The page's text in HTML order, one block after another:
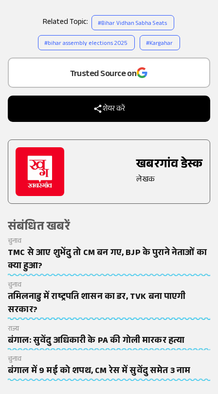
Add
as a
Trusted Source on
शेयर करें
खबरगांव डेस्क
लेखक
संबंधित खबरें
चुनाव
TMC से आए शुभेंदु तो CM बन गए, BJP के पुराने नेताओं का
क्या हुआ?
चुनाव
तमिलनाडु में राष्ट्रपति शासन का डर, TVK बना पाएगी
सरकार?
राज्य
बंगाल: सुवेंदु अधिकारी के PA की गोली मारकर हत्या
चुनाव
बंगाल में 9 मई को शपथ, CM रेस में सुवेंदु समेत 3 नाम
Related Topic: #Bihar Vidhan Sabha Seats
#bihar assembly elections 2025 #Kargahar